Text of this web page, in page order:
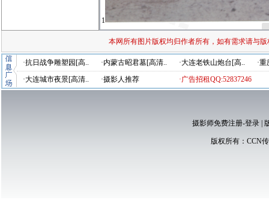
1
本网所有图片版权均归作者所有，如有需求请与
·抗日战争雕塑园[高.. ·内蒙古昭君墓[高清.. ·大连老铁山炮台[高..
·
·大连城市夜景[高清..
·摄影人推荐 ·广告招租QQ:52837246
摄影师免费注册-登录|
版权所有： CCN